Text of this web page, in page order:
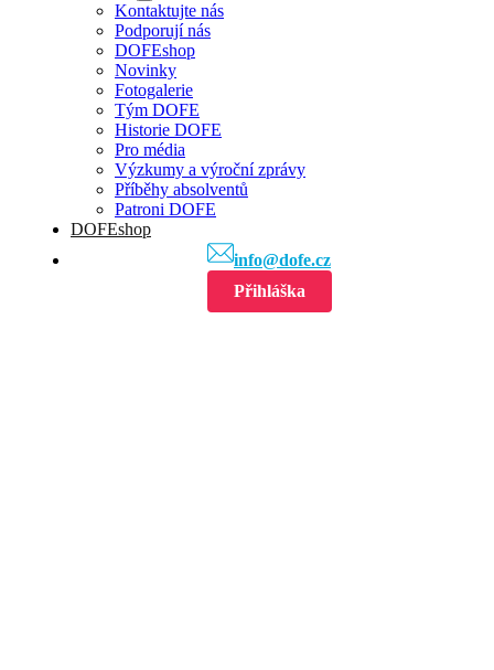
Kontaktujte nás
Podporují nás
DOFEshop
Novinky
Fotogalerie
Tým DOFE
Historie DOFE
Pro média
Výzkumy a výroční zprávy
Příběhy absolventů
Patroni DOFE
DOFEshop
info@dofe.cz
Přihláška